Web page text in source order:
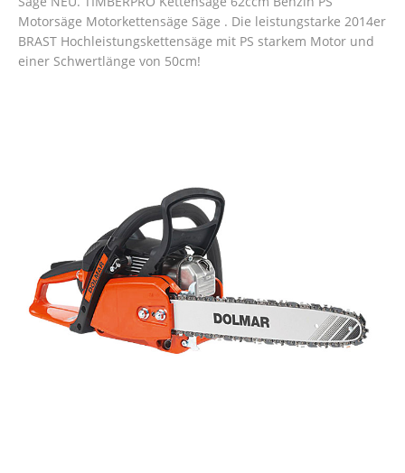
Motorsäge Motorkettensäge Säge . Die leistungstarke 2014er
BRAST Hochleistungskettensäge mit PS starkem Motor und
einer Schwertlänge von 50cm!